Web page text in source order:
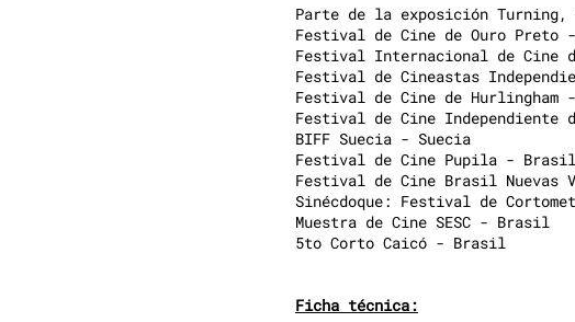
Parte de la exposición Turning,
Festival de Cine de Ouro Preto
Festival Internacional de Cine
Festival de Cineastas
Festival de Cine de Hurlingham
Festival de Cine Independiente
BIFF Suecia - Suecia
Festival de Cine Pupila - Brasil
Festival de Cine Brasil Nuevas
Sinécdoque: Festival de
Muestra de Cine SESC - Brasil
5to Corto Caicó - Brasil
Ficha técnica: